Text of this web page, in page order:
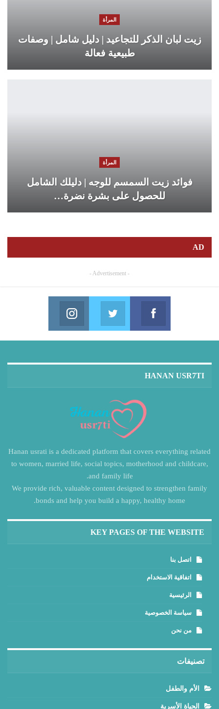
المرأة
زيت لبان الذكر للتجاعيد | دليل شامل | وصفات
طبيعية فعالة
المرأة
فوائد زيت السمسم للوجه | دليلك الشامل
للحصول على بشرة نضرة…
AD
- Advertisement -
Facebook
Join us on Facebook
Twitter
Join us on Twitter
HANAN USR7TI
Hanan usrati is a dedicated platform that covers everything related
to women, married life, social topics, motherhood and childcare,
and family life.
We provide rich, valuable content designed to strengthen family
bonds and help you build a happy, healthy home.
KEY PAGES OF THE WEBSITE
اتصل بنا
اتفاقية الاستخدام
الرئيسية
سياسة الخصوصية
من نحن
تصنيفات
الأم والطفل
الحياة الأسرية